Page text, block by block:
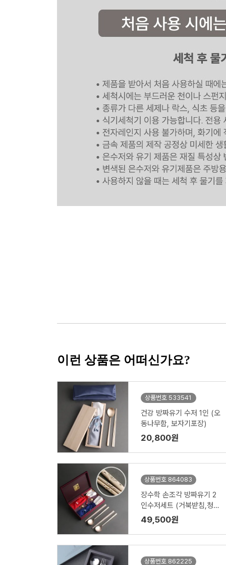
이런 상품은 어떠신가요?
상품번호 533541
건강 방짜유기 수저 1인 (오
동나무함, 보자기포장)
20,800원
상품번호 864083
장수학 손조각 방짜유기 2
인수저세트 (거북받침,청홍
수저집)
49,500원
상품번호 862225